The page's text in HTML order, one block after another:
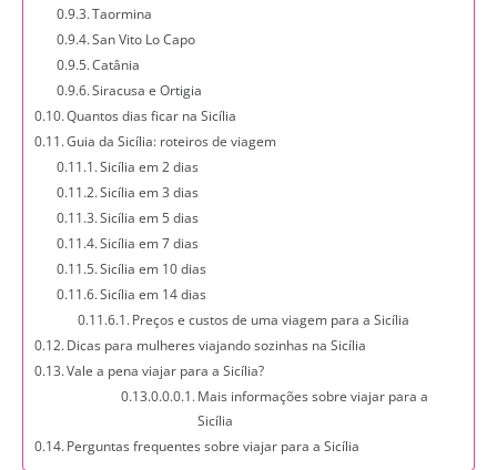
Taormina
San Vito Lo Capo
Catânia
Siracusa e Ortigia
Quantos dias ficar na Sicília
Guia da Sicília: roteiros de viagem
Sicília em 2 dias
Sicília em 3 dias
Sicília em 5 dias
Sicília em 7 dias
Sicília em 10 dias
Sicília em 14 dias
Preços e custos de uma viagem para a Sicília
Dicas para mulheres viajando sozinhas na Sicília
Vale a pena viajar para a Sicília?
Mais informações sobre viajar para a
Sicília
Perguntas frequentes sobre viajar para a Sicília